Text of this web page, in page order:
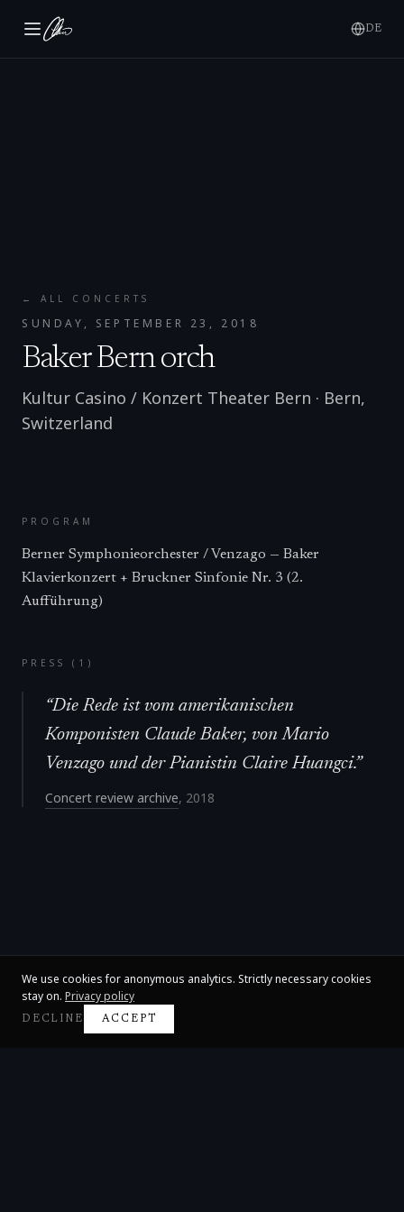
DE
← ALL CONCERTS
SUNDAY, SEPTEMBER 23, 2018
Baker Bern orch
Kultur Casino / Konzert Theater Bern · Bern,
Switzerland
PROGRAM
Berner Symphonieorchester / Venzago — Baker
Klavierkonzert + Bruckner Sinfonie Nr. 3 (2.
Aufführung)
PRESS ( 1 )
“Die Rede ist vom amerikanischen
Komponisten Claude Baker, von Mario
Venzago und der Pianistin Claire Huangci.”
Concert review archive, 2018
We use cookies for anonymous analytics. Strictly necessary cookies
stay on. Privacy policy
DECLINE ACCEPT